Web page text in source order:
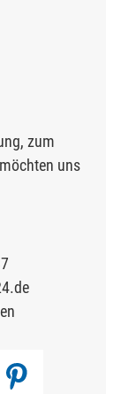
zum
uns